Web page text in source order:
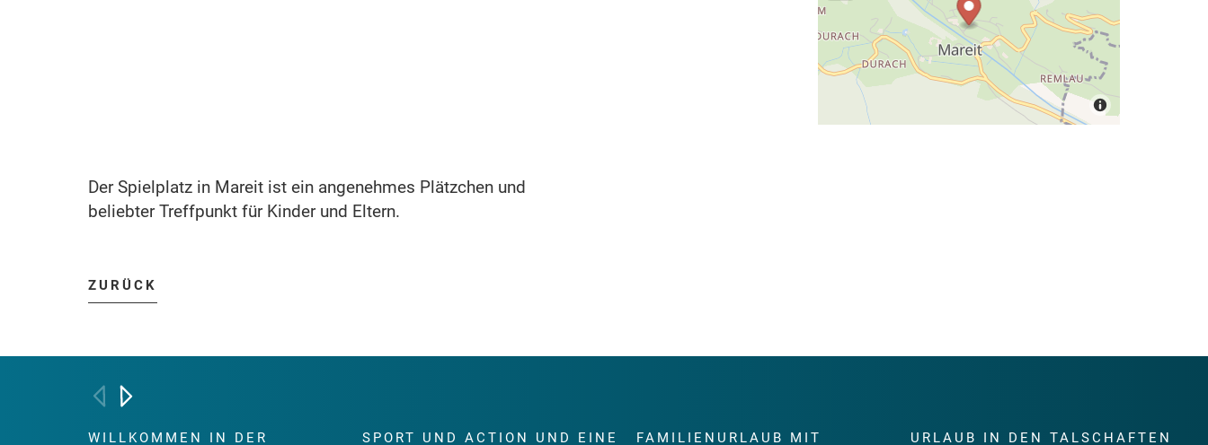
Der Spielplatz in Mareit ist ein angenehmes Plätzchen und
beliebter Treffpunkt für Kinder und Eltern.
ZURÜCK
WILLKOMMEN IN DER
SPORT UND ACTION UND EINE
FAMILIENURLAUB MIT
URLAUB IN DEN TALSCHAFTEN